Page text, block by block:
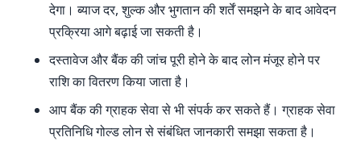
देगा। ब्याज दर, शुल्क और भुगतान की शर्तें समझने के बाद आवेदन
प्रक्रिया आगे बढ़ाई जा सकती है।
दस्तावेज और बैंक की जांच पूरी होने के बाद लोन मंजूर होने पर
राशि का वितरण किया जाता है।
आप बैंक की ग्राहक सेवा से भी संपर्क कर सकते हैं। ग्राहक सेवा
प्रतिनिधि गोल्ड लोन से संबंधित जानकारी समझा सकता है।